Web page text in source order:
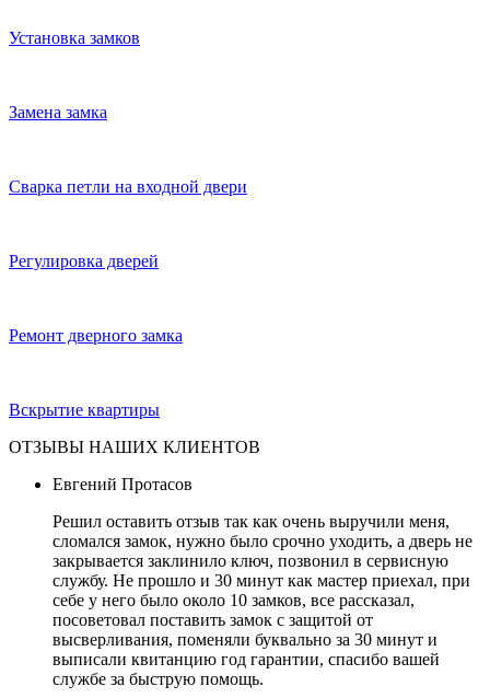
Установка замков
Замена замка
Сварка петли на входной двери
Регулировка дверей
Ремонт дверного замка
Вскрытие квартиры
ОТЗЫВЫ НАШИХ КЛИЕНТОВ
Евгений Протасов
Решил оставить отзыв так как очень выручили меня,
сломался замок, нужно было срочно уходить, а дверь не
закрывается заклинило ключ, позвонил в сервисную
службу. Не прошло и 30 минут как мастер приехал, при
себе у него было около 10 замков, все рассказал,
посоветовал поставить замок с защитой от
высверливания, поменяли буквально за 30 минут и
выписали квитанцию год гарантии, спасибо вашей
службе за быструю помощь.